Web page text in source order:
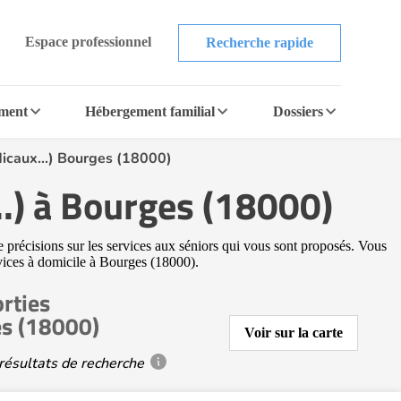
Espace professionnel Recherche rapide
Hébergement familial Dossiers
Bourges (18000)
à Bourges (18000)
sur les services aux séniors qui vous sont proposés. Vous
à domicile à Bourges (18000).
(18000)
de recherche
Voir sur la carte